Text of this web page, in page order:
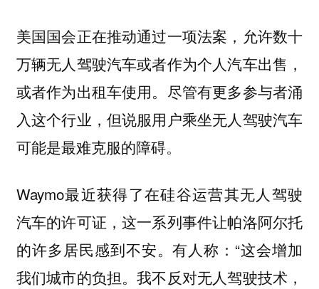
美国国会正在推动通过一项法案，允许数十
万辆无人驾驶汽车或者作为个人汽车出售，
或者作为出租车使用。尽管有更多参与者涌
入这个行业，但说服用户乘坐无人驾驶汽车
可能是最难克服的障碍。
Waymo最近获得了在硅谷运营其无人驾驶
汽车的许可证，这一系列事件让帕洛阿尔托
的许多居民感到不安。有人称：“这会增加
我们城市的负担。我不反对无人驾驶技术，